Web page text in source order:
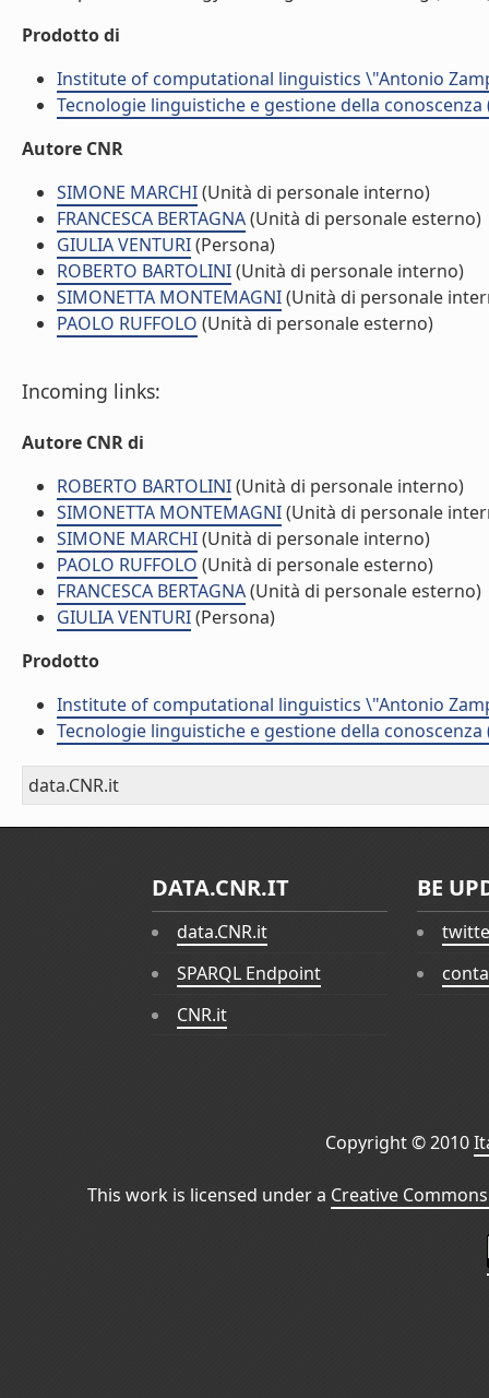
Prodotto di
Institute of computational linguistics \"Antonio
Tecnologie linguistiche e gestione della conoscenza
Autore CNR
SIMONE MARCHI(Unità di personale interno)
FRANCESCA BERTAGNA(Unità di personale esterno)
GIULIA VENTURI(Persona)
ROBERTO BARTOLINI(Unità di personale interno)
SIMONETTA MONTEMAGNI(Unità di personale
PAOLO RUFFOLO (Unità di personale esterno)
Incoming links:
Autore CNR di
ROBERTO BARTOLINI(Unità di personale interno)
SIMONETTA MONTEMAGNI(Unità di personale
SIMONE MARCHI(Unità di personale interno)
PAOLO RUFFOLO (Unità di personale esterno)
FRANCESCA BERTAGNA(Unità di personale esterno)
GIULIA VENTURI(Persona)
Prodotto
Institute of computational linguistics \"Antonio
Tecnologie linguistiche e gestione della conoscenza
data.CNR.it
DATA.CNR.IT
data.CNR.it
SPARQL Endpoint
CNR.it
BE
Copyright © 2010
This work is licensed under a Creative